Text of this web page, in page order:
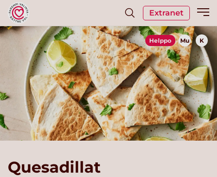
Extranet
Helppo Mu K
Quesadillat